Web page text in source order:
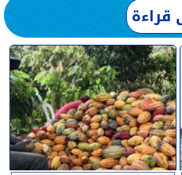
قراءة